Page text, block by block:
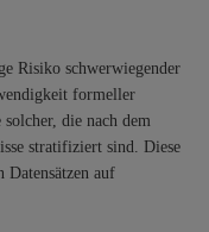
Risiko schwerwiegender
formeller
die nach dem
stratifiziert sind. Diese
auf